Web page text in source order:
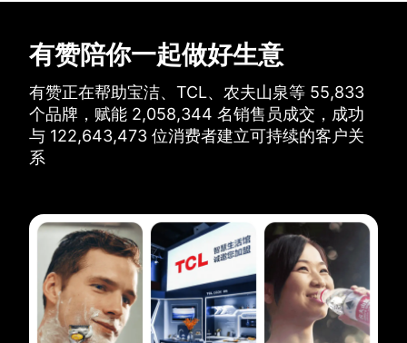
有赞陪你一起做好生意
有赞正在帮助宝洁、TCL、农夫山泉等 55,833
个品牌， 赋能 2,058,344 名销售员成交， 成功
与 122,643,473 位消费者建立可持续的客户关
系